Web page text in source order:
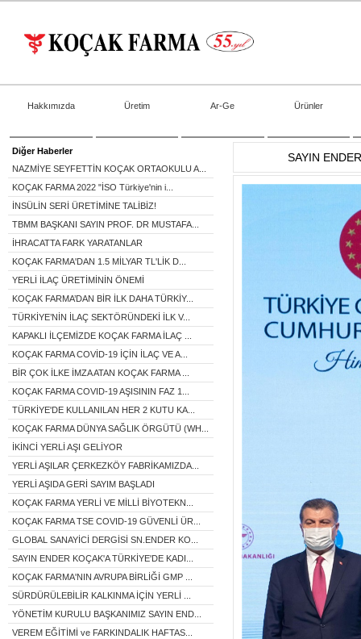
Hakkımızda Üretim Ar-Ge Ürünler
Diğer Haberler
NAZMİYE SEYFETTİN KOÇAK ORTAOKULU A...
KOÇAK FARMA 2022 "İSO Türkiye'nin i...
İNSÜLİN SERİ ÜRETİMİNE TALİBİZ!
TBMM BAŞKANI SAYIN PROF. DR MUSTAFA...
İHRACATTA FARK YARATANLAR
KOÇAK FARMA'DAN 1.5 MİLYAR TL'LİK D...
YERLİ İLAÇ ÜRETİMİNİN ÖNEMİ
KOÇAK FARMA’DAN BİR İLK DAHA TÜRKİY...
TÜRKİYE’NİN İLAÇ SEKTÖRÜNDEKİ İLK V...
KAPAKLI İLÇEMİZDE KOÇAK FARMA İLAÇ ...
KOÇAK FARMA COVİD-19 İÇİN İLAÇ VE A...
BİR ÇOK İLKE İMZA ATAN KOÇAK FARMA ...
KOÇAK FARMA COVID-19 AŞISININ FAZ 1...
TÜRKİYE'DE KULLANILAN HER 2 KUTU KA...
KOÇAK FARMA DÜNYA SAĞLIK ÖRGÜTÜ (WH...
İKİNCİ YERLİ AŞI GELİYOR
YERLİ AŞILAR ÇERKEZKÖY FABRİKAMIZDA...
YERLİ AŞIDA GERİ SAYIM BAŞLADI
KOÇAK FARMA YERLİ VE MİLLİ BİYOTEKN...
KOÇAK FARMA TSE COVID-19 GÜVENLİ ÜR...
GLOBAL SANAYİCİ DERGİSİ SN.ENDER KO...
SAYIN ENDER KOÇAK'A TÜRKİYE'DE KADI...
KOÇAK FARMA'NIN AVRUPA BİRLİĞİ GMP ...
SÜRDÜRÜLEBİLİR KALKINMA İÇİN YERLİ ...
YÖNETİM KURULU BAŞKANIMIZ SAYIN END...
VEREM EĞİTİMİ ve FARKINDALIK HAFTAS...
SAYIN